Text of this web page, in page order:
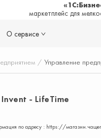
маркетплейс для
О сервисе
/ Управление
- LifeTime
по адресу : https://